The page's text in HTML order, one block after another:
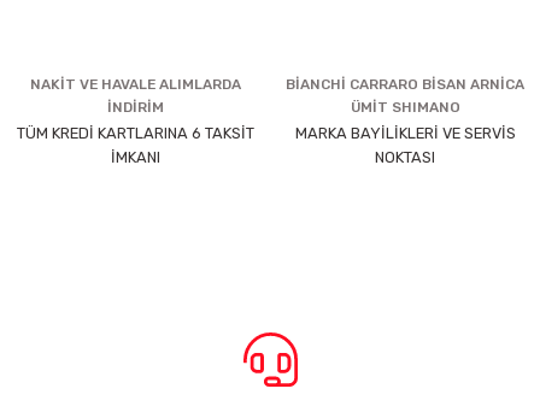
NAKİT VE HAVALE ALIMLARDA
İNDİRİM
TÜM KREDİ KARTLARINA 6 TAKSİT
İMKANI
BİANCHİ CARRARO BİSAN ARNİCA
ÜMİT SHIMANO
MARKA BAYİLİKLERİ VE SERVİS
NOKTASI